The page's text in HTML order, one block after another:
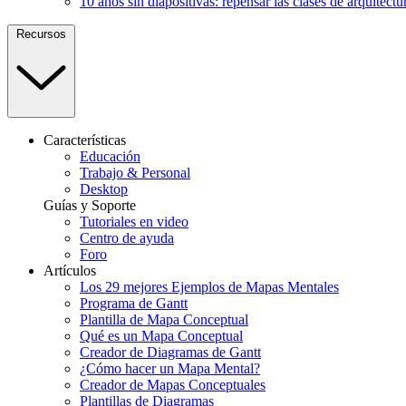
Recursos
Características
Educación
Trabajo & Personal
Desktop
Guías y Soporte
Tutoriales en video
Centro de ayuda
Foro
Artículos
Los 29 mejores Ejemplos de Mapas Mentales
Programa de Gantt
Plantilla de Mapa Conceptual
Qué es un Mapa Conceptual
Creador de Diagramas de Gantt
¿Cómo hacer un Mapa Mental?
Creador de Mapas Conceptuales
Plantillas de Diagramas